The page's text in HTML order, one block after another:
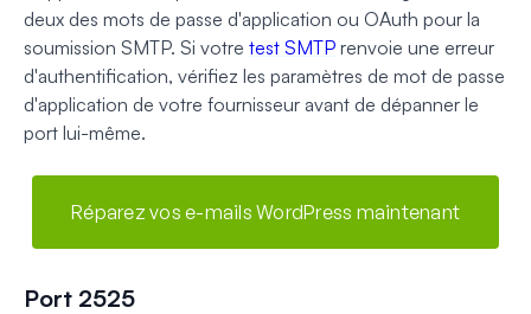
deux des mots de passe d'application ou OAuth pour la
soumission SMTP. Si votre test SMTP renvoie une erreur
d'authentification, vérifiez les paramètres de mot de passe
d'application de votre fournisseur avant de dépanner le
port lui-même.
Réparez vos e-mails WordPress maintenant
Port 2525